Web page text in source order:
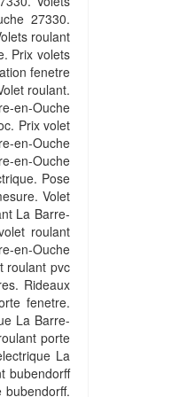
27330.
roulant
Prix volets
fenetre
roulant.
en-Ouche
Prix volet
en-Ouche
en-Ouche
Pose
Volet
La Barre-
roulant
en-Ouche
roulant pvc
Rideaux
fenetre.
La Barre-
porte
La
bubendorff
bubendorff.